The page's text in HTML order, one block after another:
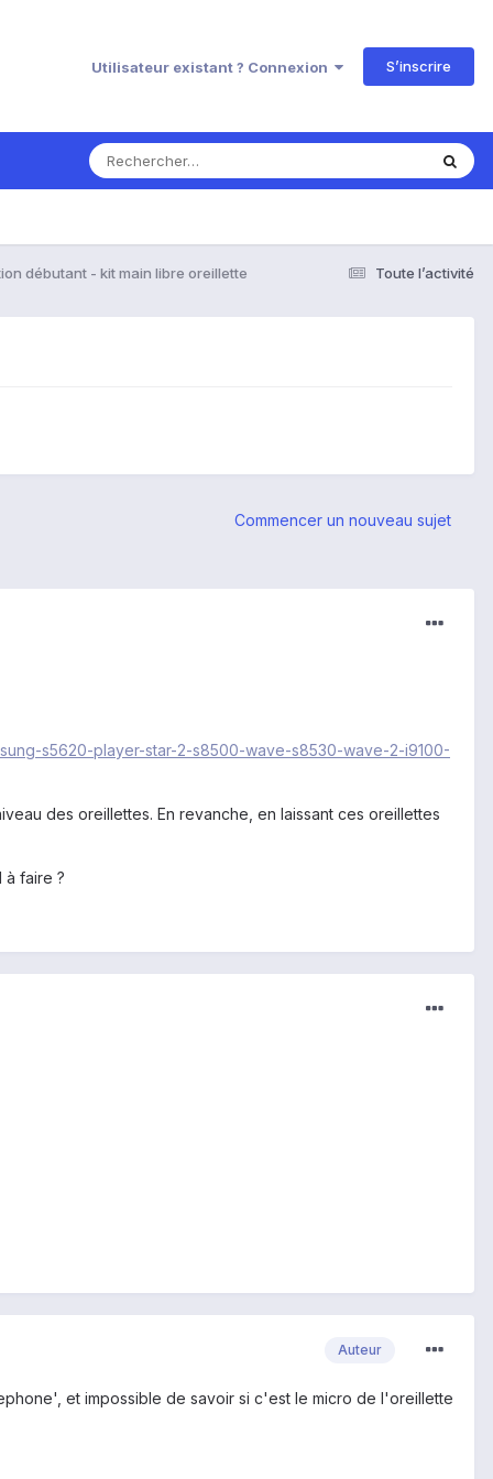
Utilisateur existant ? Connexion S’inscrire
Toute l’activité
débutant - kit main libre oreillette
Commencer un nouveau sujet
s5620-player-star-2-s8500-wave-s8530-wave-2-i9100-
des oreillettes. En revanche, en laissant ces oreillettes
à faire ?
Auteur
et impossible de savoir si c'est le micro de l'oreillette